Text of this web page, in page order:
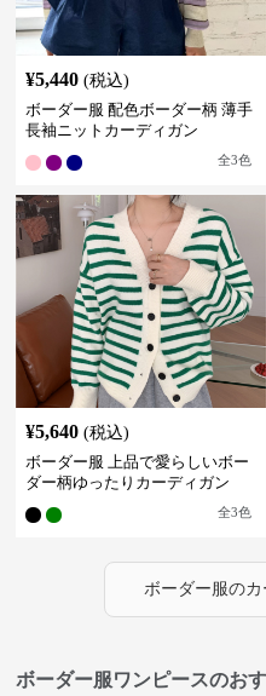
¥5,440 (税込)
ボーダー服 配色ボーダー柄 薄手
長袖ニットカーディガン
全3色
¥5,640 (税込)
ボーダー服 上品で愛らしいボー
ダー柄ゆったりカーディガン
全3色
ボーダー服のカ
ボーダー服ワンピースのお